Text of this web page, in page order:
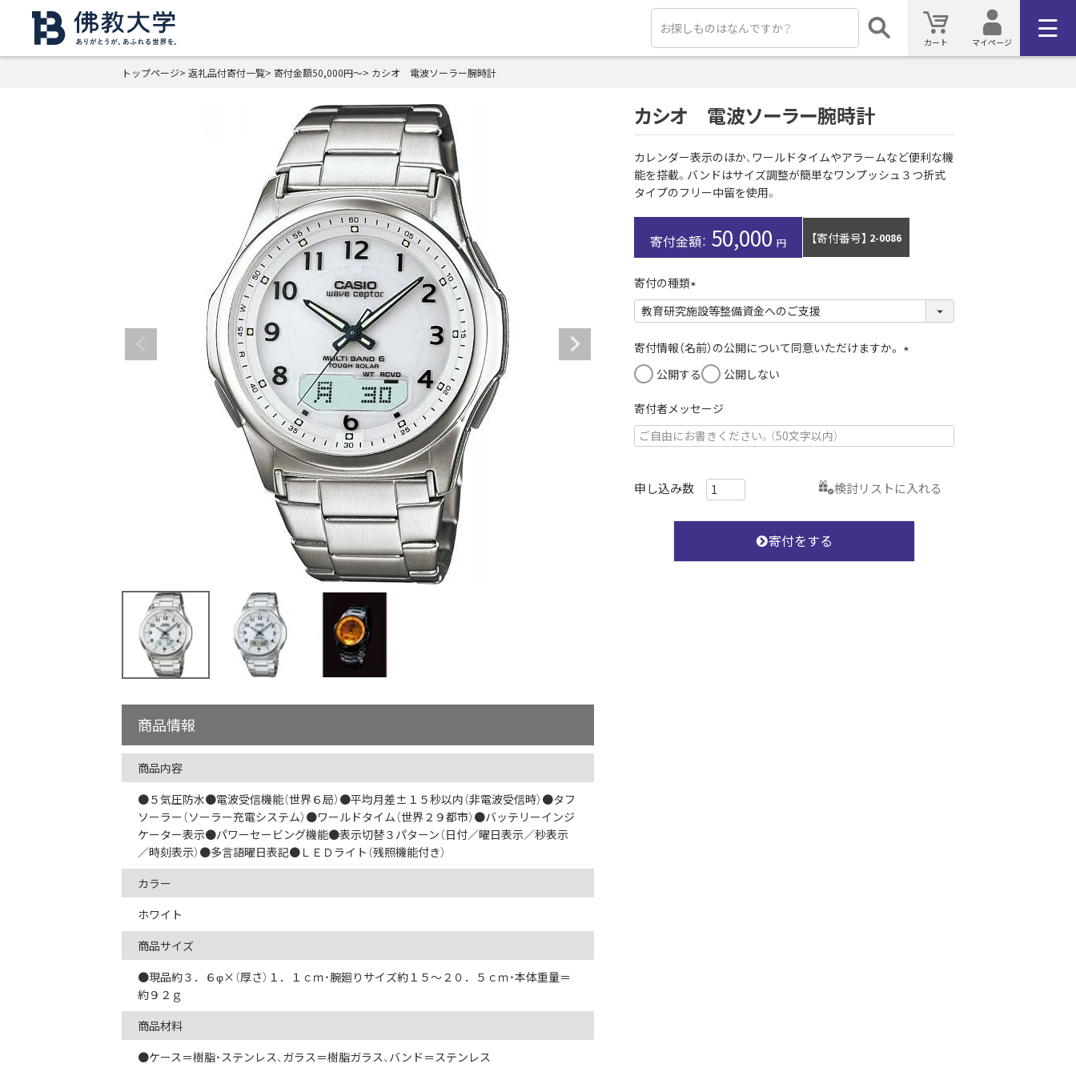
カート マイページ
トップページ 返礼品付寄付一覧 寄付金額50,000円～ カシオ 電波ソーラー腕時計
カシオ 電波ソーラー腕時計
カレンダー表示のほか、ワールドタイムやアラームなど便利な機
能を搭載。バンドはサイズ調整が簡単なワンプッシュ３つ折式
タイプのフリー中留を使用。
50,000 【寄付番号】 2-0086
寄付の種類
(
必
須
寄付情報（名前）の公開について同意いただけますか。
)
公開する 公開しない
寄付者メッセージ
検討リストに入れる
寄付をする
商品情報
商品内容
●５気圧防水●電波受信機能（世界６局）●平均月差±１５秒以内（非電波受信時）●タフ
ソーラー（ソーラー充電システム）●ワールドタイム（世界２９都市）●バッテリーインジ
ケーター表示●パワーセービング機能●表示切替３パターン（日付／曜日表示／秒表示
／時刻表示）●多言語曜日表記●ＬＥＤライト（残照機能付き）
カラー
ホワイト
商品サイズ
●現品約３．６φ×（厚さ）１．１ｃｍ・腕廻りサイズ約１５～２０．５ｃｍ・本体重量＝
約９２ｇ
商品材料
●ケース＝樹脂・ステンレス、ガラス＝樹脂ガラス、バンド＝ステンレス